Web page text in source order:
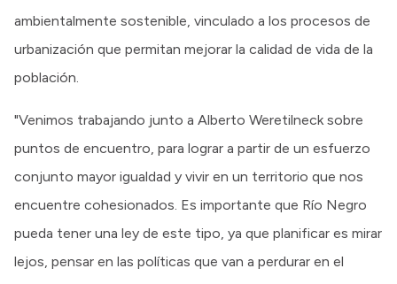
ambientalmente sostenible, vinculado a los procesos de
urbanización que permitan mejorar la calidad de vida de la
población.
"Venimos trabajando junto a Alberto Weretilneck sobre
puntos de encuentro, para lograr a partir de un esfuerzo
conjunto mayor igualdad y vivir en un territorio que nos
encuentre cohesionados. Es importante que Río Negro
pueda tener una ley de este tipo, ya que planificar es mirar
lejos, pensar en las políticas que van a perdurar en el